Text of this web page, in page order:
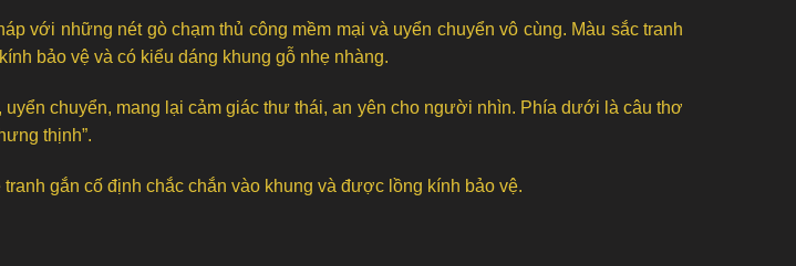
với những nét gò chạm thủ công mềm mại và uyển chuyển vô cùng. Màu sắc tranh
bảo vệ và có kiểu dáng khung gỗ nhẹ nhàng.
chuyển, mang lại cảm giác thư thái, an yên cho người nhìn. Phía dưới là câu thơ
thịnh”.
gắn cố định chắc chắn vào khung và được lồng kính bảo vệ.